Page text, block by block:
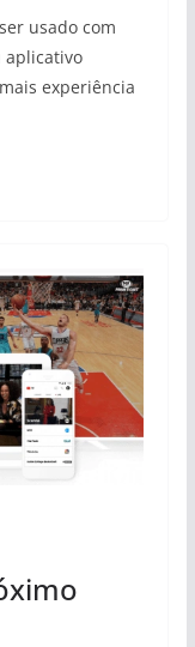
usado com
aplicativo
experiência